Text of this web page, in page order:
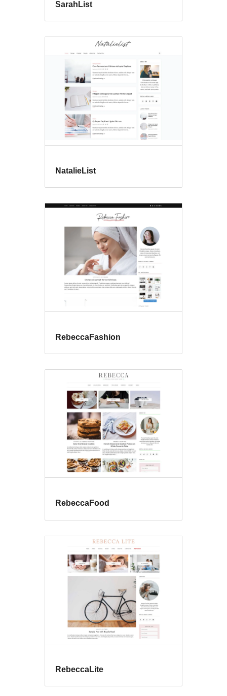
SarahList
NatalieList
RebeccaFashion
RebeccaFood
RebeccaLite